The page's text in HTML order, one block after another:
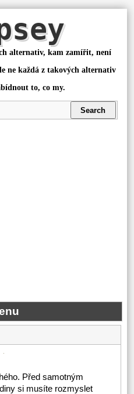
alternativ, kam zamířit, není
ne každá z takových alternativ
to, co my.
Před samotným
si musíte rozmyslet